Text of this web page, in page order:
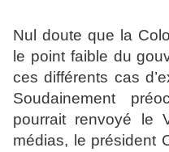
Nul doute que la
le point faible du
ces différents cas
Soudainement
pourrait renvoyé le
médias, le président